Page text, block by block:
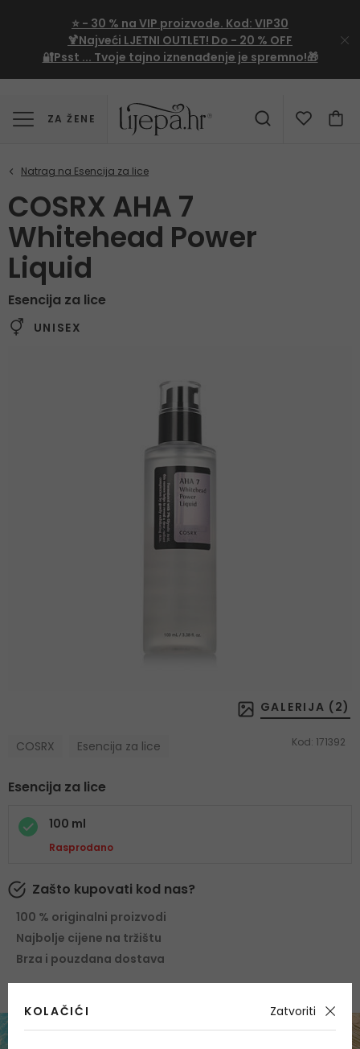
⭐ - 30 % na VIP proizvode. Kod: VIP30
🍹Najveći LJETNI OUTLET! Do - 20 % OFF
🔐Psst ... Tvoje tajno iznenađenje je spremno!🎁
ZA ŽENE
COSRX AHA 7
Whitehead Power
Liquid
Esencija za lice
UNISEX
GALERIJA ( 2)
COSRX Esencija za lice Kod: 171392
Esencija za lice
100 ml
Rasprodano
Zašto kupovati kod nas?
100 % originalni proizvodi
Najbolje cijene na tržištu
Brza i pouzdana dostava
KOLAČIĆI Zatvoriti